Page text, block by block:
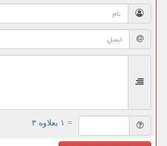
= ۱ بعلاوه ۳